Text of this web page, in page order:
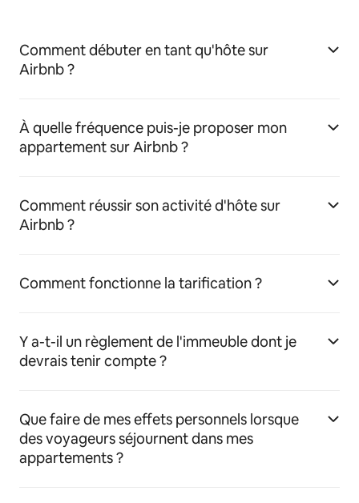
Comment débuter en tant qu'hôte sur
Airbnb ?
À quelle fréquence puis-je proposer mon
appartement sur Airbnb ?
Comment réussir son activité d'hôte sur
Airbnb ?
Comment fonctionne la tarification ?
Y a-t-il un règlement de l'immeuble dont je
devrais tenir compte ?
Que faire de mes effets personnels lorsque
des voyageurs séjournent dans mes
appartements ?